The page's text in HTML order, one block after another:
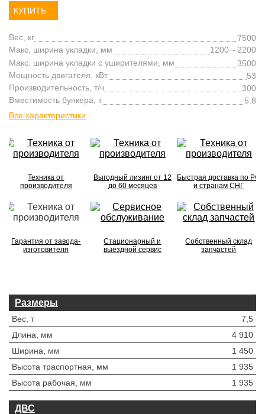
КУПИТЬ
Вес, кг
7500
Макс. ширина укладки, мм
1200～2200
Макс. ширина укладки с уширителями, мм
3500
Мощность двигателя, кВт
53
Производительность, т/ч
300
Вместимость бункера, т
5.8
Все характеристики
Техника от
производителя
Выгодный лизинг от 12
до 60 месяцев
Быстрая доставка по РФ
и странам СНГ
Гарантия от завода-
изготовителя
Стационарный и
выездной сервис
Собственный склад
запчастей
Размеры
Вес, т
7,5
Длина, мм
4 910
Ширина, мм
1 450
Высота траспортная, мм
1 935
Высота рабочая, мм
1 935
ДВС